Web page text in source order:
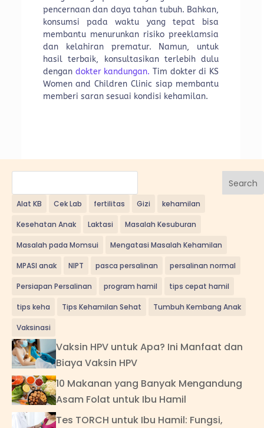
pencernaan dan daya tahan tubuh. Bahkan,
konsumsi pada waktu yang tepat bisa
membantu menurunkan risiko preeklamsia
dan kelahiran prematur. Namun, untuk
hasil terbaik, konsultasikan terlebih dulu
dengan dokter kandungan. Tim dokter di KS
Women and Children Clinic siap membantu
memberi saran sesuai kondisi kehamilan.
Search
Alat KB Cek Lab fertilitas Gizi kehamilan
Kesehatan Anak Laktasi Masalah Kesuburan
Masalah pada Momsui Mengatasi Masalah Kehamilan
MPASI anak NIPT pasca persalinan persalinan normal
Persiapan Persalinan program hamil tips cepat hamil
tips keha Tips Kehamilan Sehat Tumbuh Kembang Anak
Vaksinasi
Vaksin HPV untuk Apa? Ini Manfaat dan
Biaya Vaksin HPV
10 Makanan yang Banyak Mengandung
Asam Folat untuk Ibu Hamil
Tes TORCH untuk Ibu Hamil: Fungsi,